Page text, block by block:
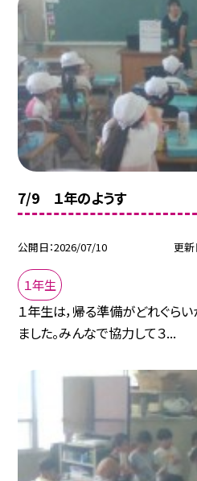
7/9 １年のようす
公開日 2026/07/10 更新
１年生
１年生は，帰る準備がどれぐら
ました。みんなで協力して３...